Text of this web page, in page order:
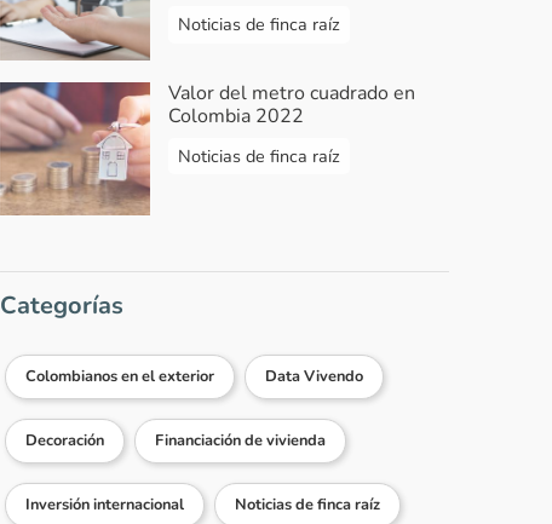
Noticias de finca raíz
Valor del metro cuadrado en
Colombia 2022
Noticias de finca raíz
Categorías
Colombianos en el exterior Data Vivendo
Decoración Financiación de vivienda
Inversión internacional Noticias de finca raíz